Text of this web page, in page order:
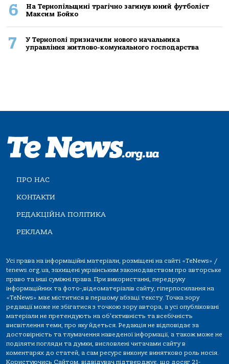
6
На Тернопільщині трагічно загинув юний футболіст
Максим Бойко
7
У Тернополі призначили нового начальника
управління житлово-комунального господарства
ПРО НАС
КОНТАКТИ
РЕДАКЦІЙНА ПОЛІТИКА
РЕКЛАМА
Усі права на інформаційні матеріали, розміщені на сайті «TeNews» /
tenews.org.ua, захищені українським законодавством про авторське
право та інші суміжні права. При використанні, передруку
інформаційних та фото-,відеоматеріалів сайту, гіперпосилання на
«TeNews» має міститися в першому абзаці тексту. Точка зору
редакції може не збігатися з точкою зору автора, а усі опубліковані
матеріали не претендують на об'єктивність та всебічність
висвітлення теми, про яку йдеться. Редакція не відповідає за
достовірність та тлумачення наведеної інформації, а також може не
поділяти погляди та думки, висловлені читачами сайту в
коментарях до статей, а сам ресурс виконує винятково роль носія.
Користуючись Сайтом, відвідувач підтверджує, що досяг 21-